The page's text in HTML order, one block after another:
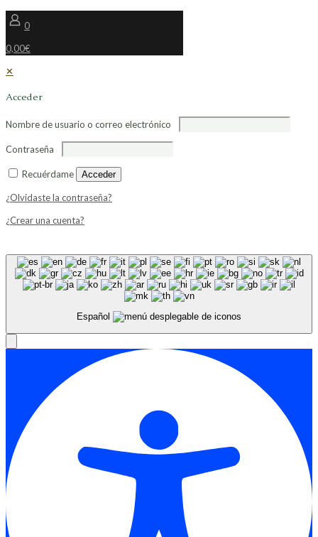
0
0,00€
✕
Acceder
Nombre de usuario o correo electrónico
Contraseña
Recuérdame Acceder
¿Olvidaste la contraseña?
¿Crear una cuenta?
Español